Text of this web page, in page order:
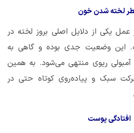
لخته شدن خون
یکی از دلایل اصلی بروز لخته در
این وضعیت جدی بوده و گاهی به
آمبولی ریوی منتهی می‌شود. به همین
سبک و پیاده‌روی کوتاه حتی در
افتادگی پوست